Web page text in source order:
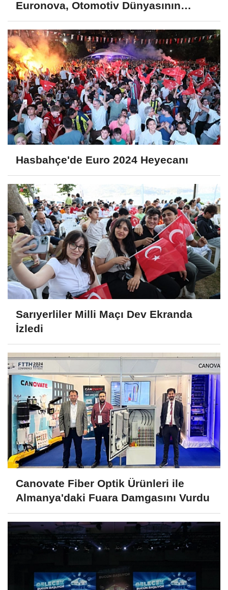
Euronova, Otomotiv Dünyasının
Liderlerinden Büyük Yatırım Aldı
Hasbahçe'de Euro 2024 Heyecanı
Sarıyerliler Milli Maçı Dev Ekranda
İzledi
Canovate Fiber Optik Ürünleri ile
Almanya'daki Fuara Damgasını Vurdu